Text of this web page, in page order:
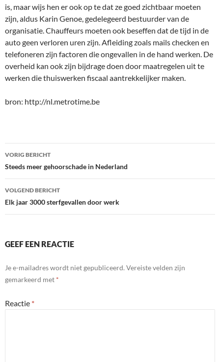
is, maar wijs hen er ook op te dat ze goed zichtbaar moeten
zijn, aldus Karin Genoe, gedelegeerd bestuurder van de
organisatie. Chauffeurs moeten ook beseffen dat de tijd in de
auto geen verloren uren zijn. Afleiding zoals mails checken en
telefoneren zijn factoren die ongevallen in de hand werken. De
overheid kan ook zijn bijdrage doen door maatregelen uit te
werken die thuiswerken fiscaal aantrekkelijker maken.
bron: http://nl.metrotime.be
Bericht
navigatie
VORIG BERICHT
Steeds meer gehoorschade in Nederland
VOLGEND BERICHT
Elk jaar 3000 sterfgevallen door werk
GEEF EEN REACTIE
Je e-mailadres wordt niet gepubliceerd. Vereiste velden zijn
gemarkeerd met *
Reactie *